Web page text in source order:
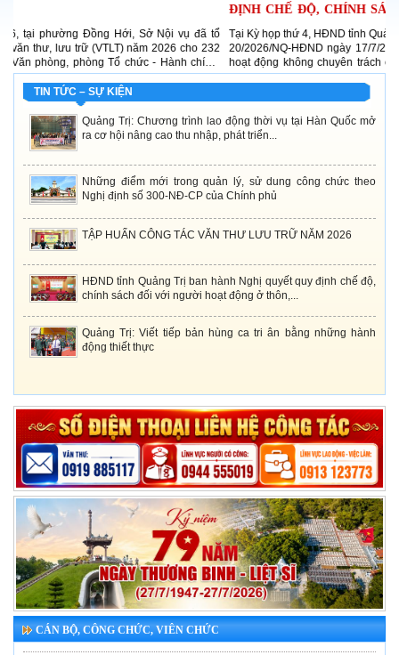
TIN TỨC – SỰ KIỆN
Quảng Trị: Chương trình lao động thời vụ tại Hàn Quốc mở
ra cơ hội nâng cao thu nhập, phát triển...
Những điểm mới trong quản lý, sử dung công chức theo
Nghị định số 300-NĐ-CP của Chính phủ
TẬP HUẤN CÔNG TÁC VĂN THƯ LƯU TRỮ NĂM 2026
HĐND tỉnh Quảng Trị ban hành Nghị quyết quy định chế độ,
chính sách đối với người hoạt động ở thôn,...
Quảng Trị: Viết tiếp bản hùng ca tri ân bằng những hành
động thiết thực
vụ đã tổ
cho 232
Hành chính,
thư, lưu trữ
ĐỊNH CHẾ ĐỘ, CHÍNH SÁCH ĐỐI VỚI NGƯỜI
Ở THÔN,...
Tại Kỳ họp thứ 4, HĐND tỉnh Quảng Trị khóa IX đã thông qua Nghị
20/2026/NQ-HĐND ngày 17/7/2026 quy định mức phụ cấp đối
hoạt động không chuyên trách ở thôn, tổ dân phố; số lượng,
mức hỗ trợ đối với người tham gia hoạt động ở thôn, tổ dân phố;
nhiệm và mức phụ cấp...
CÁN BỘ, CÔNG CHỨC, VIÊN CHỨC